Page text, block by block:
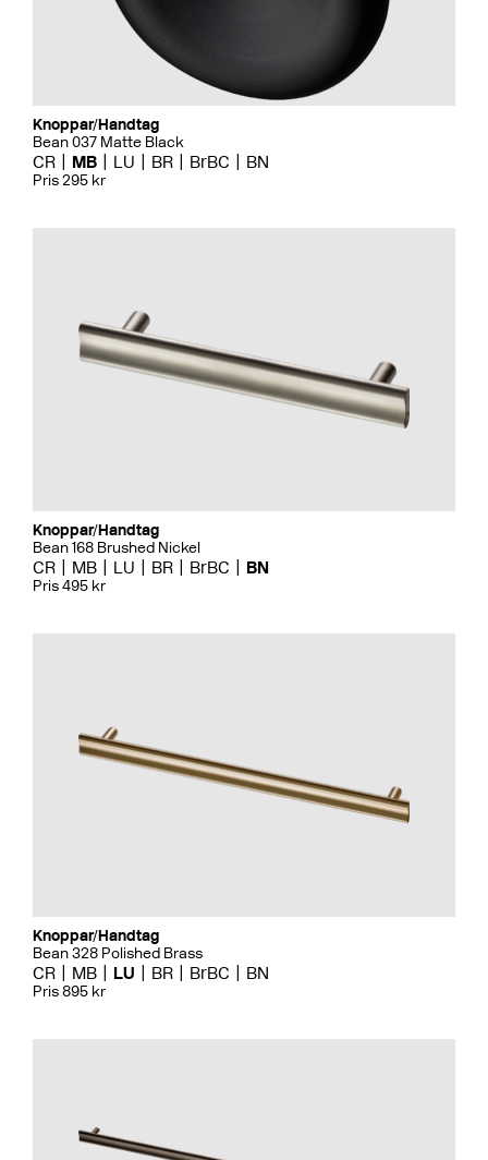
Knoppar/Handtag
Bean 037 Matte Black
CR MB LU BR BrBC BN
Pris 295 kr
Knoppar/Handtag
Bean 168 Brushed Nickel
CR MB LU BR BrBC BN
Pris 495 kr
Knoppar/Handtag
Bean 328 Polished Brass
CR MB LU BR BrBC BN
Pris 895 kr